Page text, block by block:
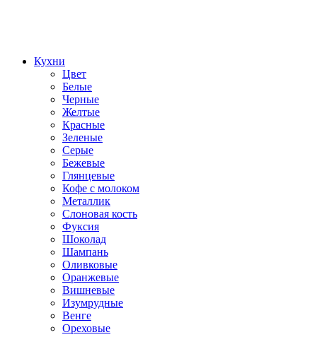
Кухни
Цвет
Белые
Черные
Желтые
Красные
Зеленые
Серые
Бежевые
Глянцевые
Кофе с молоком
Металлик
Слоновая кость
Фуксия
Шоколад
Шампань
Оливковые
Оранжевые
Вишневые
Изумрудные
Венге
Ореховые